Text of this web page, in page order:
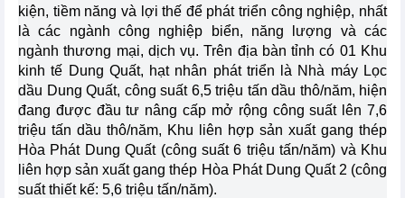
kiện, tiềm năng và lợi thế để phát triển công nghiệp, nhất
là các ngành công nghiệp biển, năng lượng và các
ngành thương mại, dịch vụ. Trên địa bàn tỉnh có 01 Khu
kinh tế Dung Quất, hạt nhân phát triển là Nhà máy Lọc
dầu Dung Quất, công suất 6,5 triệu tấn dầu thô/năm, hiện
đang được đầu tư nâng cấp mở rộng công suất lên 7,6
triệu tấn dầu thô/năm, Khu liên hợp sản xuất gang thép
Hòa Phát Dung Quất (công suất 6 triệu tấn/năm) và Khu
liên hợp sản xuất gang thép Hòa Phát Dung Quất 2 (công
suất thiết kế: 5,6 triệu tấn/năm).